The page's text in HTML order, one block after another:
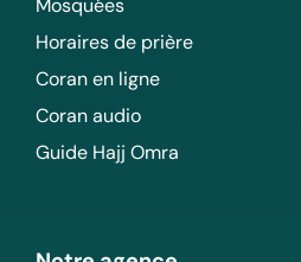
Horaires de prière
Coran en ligne
Coran audio
Guide Hajj Omra